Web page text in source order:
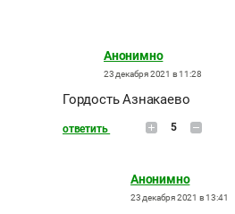
Анонимно
23 декабря 2021 в 11:28
Гордость Азнакаево
ответить 5
Анонимно
23 декабря 2021 в 13:41